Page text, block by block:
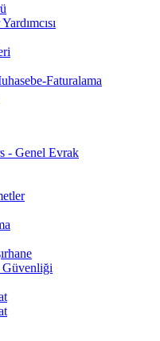
Faturalama
- Genel Evrak
Güvenliği